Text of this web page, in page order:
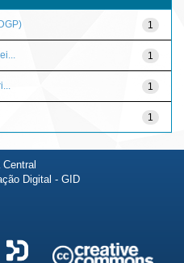
1
1
1
1
Digital - GID